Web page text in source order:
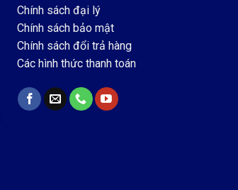
Chính sách đại lý
Chính sách bảo mật
Chính sách đổi trả hàng
Các hình thức thanh toán